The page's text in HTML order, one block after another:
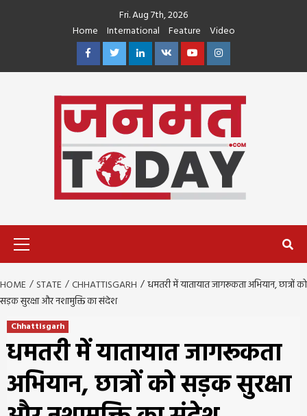
Fri. Aug 7th, 2026
Home
International Feature
Video
FacebookTwitterLinkedin
VK YoutubeInstagram
HOME STATE CHHATTISGARH
धमतरी में यातायात जागरूकता अभियान, छात्रों को
सड़क सुरक्षा और नशामुक्ति का संदेश
Chhattisgarh
धमतरी में यातायात जागरूकता
अभियान, छात्रों को सड़क सुरक्षा